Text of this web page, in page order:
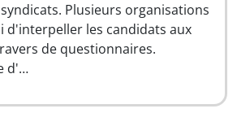
Plusieurs organisations
d'interpeller les candidats aux
de questionnaires.
d'…